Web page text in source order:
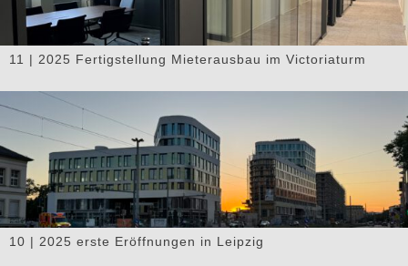
11 | 2025 Fertigstellung Mieterausbau im Victoriaturm
10 | 2025 erste Eröffnungen in Leipzig